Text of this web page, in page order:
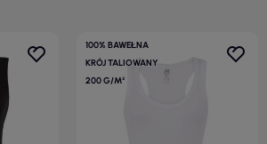
100% BAWEŁNA
KRÓJ TALIOWANY
200 G/M²